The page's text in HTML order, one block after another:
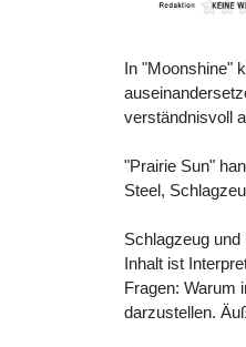
In "Moonshine"
verständnisvoll
"Prairie Sun"
Steel,
Schlagzeug
Inhalt ist
Fragen: Warum
darzustellen.